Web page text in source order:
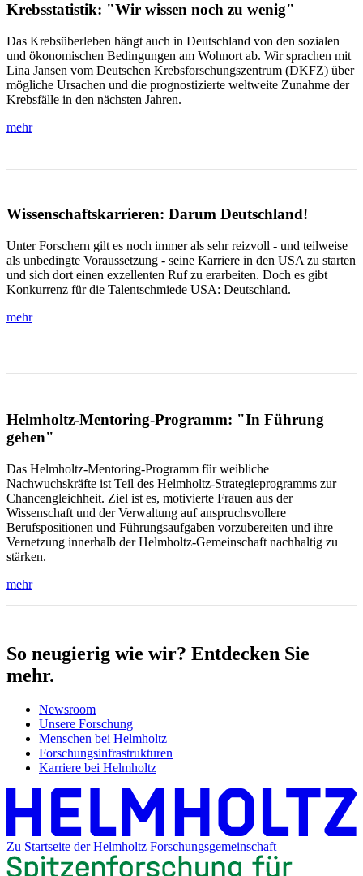
Krebsstatistik: "Wir wissen noch zu wenig"
Das Krebsüberleben hängt auch in Deutschland von den sozialen
und ökonomischen Bedingungen am Wohnort ab. Wir sprachen mit
Lina Jansen vom Deutschen Krebsforschungszentrum (DKFZ) über
mögliche Ursachen und die prognostizierte weltweite Zunahme der
Krebsfälle in den nächsten Jahren.
mehr
Wissenschaftskarrieren: Darum Deutschland!
Unter Forschern gilt es noch immer als sehr reizvoll - und teilweise
als unbedingte Voraussetzung - seine Karriere in den USA zu starten
und sich dort einen exzellenten Ruf zu erarbeiten. Doch es gibt
Konkurrenz für die Talentschmiede USA: Deutschland.
mehr
Helmholtz-Mentoring-Programm: "In Führung
gehen"
Das Helmholtz-Mentoring-Programm für weibliche
Nachwuchskräfte ist Teil des Helmholtz-Strategieprogramms zur
Chancengleichheit. Ziel ist es, motivierte Frauen aus der
Wissenschaft und der Verwaltung auf anspruchsvollere
Berufspositionen und Führungsaufgaben vorzubereiten und ihre
Vernetzung innerhalb der Helmholtz-Gemeinschaft nachhaltig zu
stärken.
mehr
So neugierig wie wir? Entdecken Sie
mehr.
Newsroom
Unsere Forschung
Menschen bei Helmholtz
Forschungsinfrastrukturen
Karriere bei Helmholtz
Zu Startseite der Helmholtz Forschungsgemeinschaft